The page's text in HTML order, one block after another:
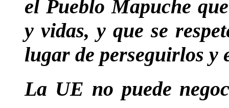
el Pueblo Mapuche
y vidas, y que se
lugar de perseguirlos y
La UE no puede